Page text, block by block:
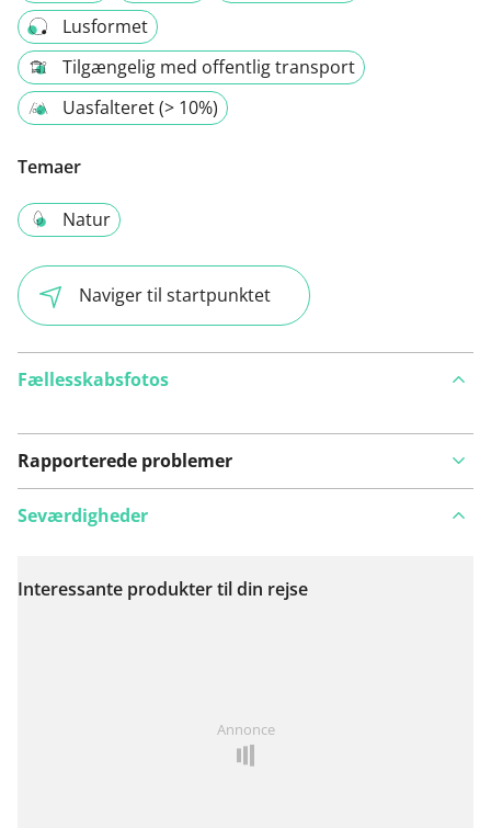
Lusformet
Tilgængelig med offentlig transport
Uasfalteret (> 10%)
Temaer
Natur
Naviger til startpunktet
Fællesskabsfotos
Rapporterede problemer
Se på kort
Seværdigheder
Interessante produkter til din rejse
Annonce